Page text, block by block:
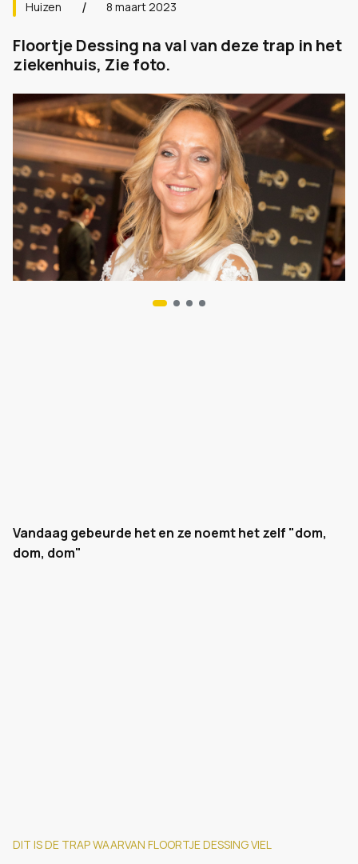
Huizen 8 maart 2023
Floortje Dessing na val van deze trap in het
ziekenhuis, Zie foto.
Vandaag gebeurde het en ze noemt het zelf "dom,
dom, dom"
DIT IS DE TRAP WAARVAN FLOORTJE DESSING VIEL